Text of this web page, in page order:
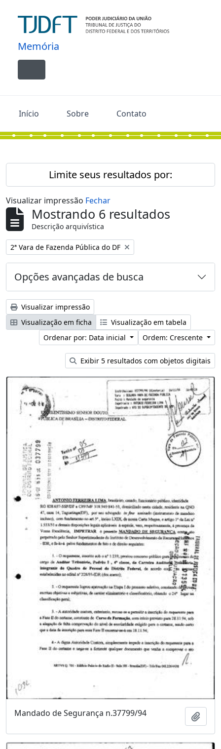
Memória
Toggle navigation
Início Sobre Contato
Limite seus resultados por:
Visualizar impressão Fechar
Mostrando 6 resultados
Descrição arquivística
Remover filtro:
2ª Vara de Fazenda Pública do DF
Opções avançadas de busca
Visualizar impressão
Visualização em ficha
Visualização em tabela
Ordenar por: Data inicial
Ordem: Crescente
Exibir 5 resultados com objetos digitais
Mandado de Segurança n.37799/94